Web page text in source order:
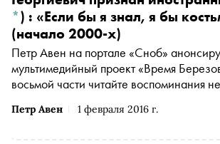
Петр Авен 1 февраля 2016 г.
*) : «Если бы я знал, я бы
(начало 2000-х)
Петр Авен на портале «Сноб» анонсирует свой
мультимедийный проект «Время
восьмой части читайте воспоминания
продаже «Сибнефти»